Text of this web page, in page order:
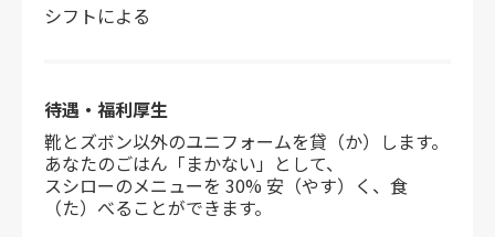
シフトによる
待遇・福利厚生
靴とズボン以外のユニフォームを貸（か）します。
あなたのごはん「まかない」として、
スシローのメニューを 30% 安（やす）く、食
（た）べることができます。